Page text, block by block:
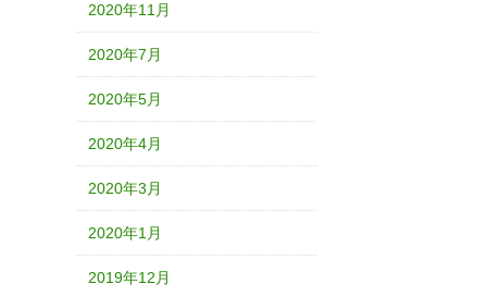
2020年11月
2020年7月
2020年5月
2020年4月
2020年3月
2020年1月
2019年12月